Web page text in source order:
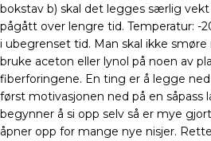
bokstav b) skal det legges særlig
pågått over lengre tid. Temperatur: -
i ubegrenset tid. Man skal ikke
bruke aceton eller lynol på noen av
fiberforingene. En ting er å legge
først motivasjonen ned på en såpass
begynner å si opp selv så er mye
åpner opp for mange nye nisjer.